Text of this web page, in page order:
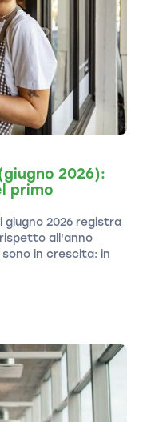
2026):
primo
giugno 2026 registra
all'anno
in crescita: in